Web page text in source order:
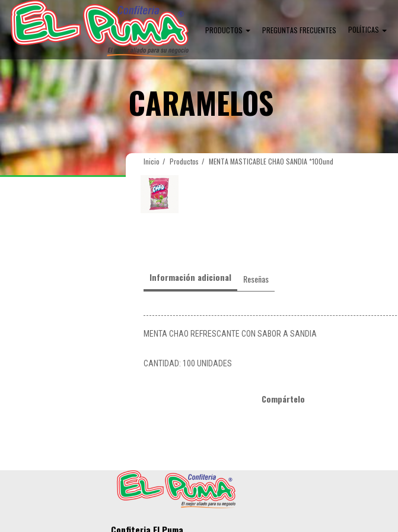
PRODUCTOS PREGUNTAS FRECUENTES POLÍTICAS
CARAMELOS
Inicio Productos MENTA MASTICABLE CHAO SANDIA *100und
Información adicional Reseñas
MENTA CHAO REFRESCANTE CON SABOR A SANDIA
CANTIDAD: 100 UNIDADES
Compártelo